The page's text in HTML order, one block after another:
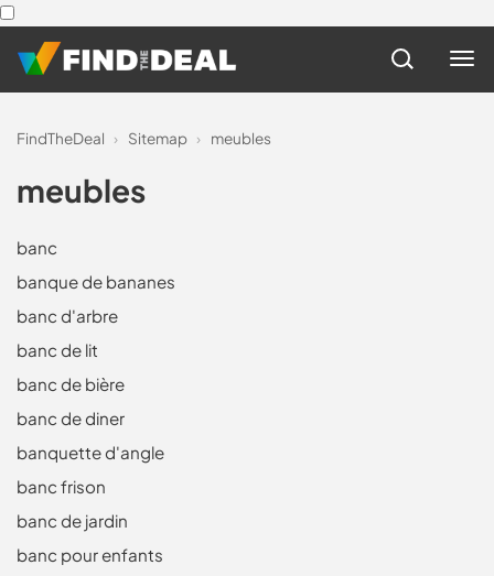
FindTheDeal › Sitemap › meubles
meubles
banc
banque de bananes
banc d'arbre
banc de lit
banc de bière
banc de diner
banquette d'angle
banc frison
banc de jardin
banc pour enfants